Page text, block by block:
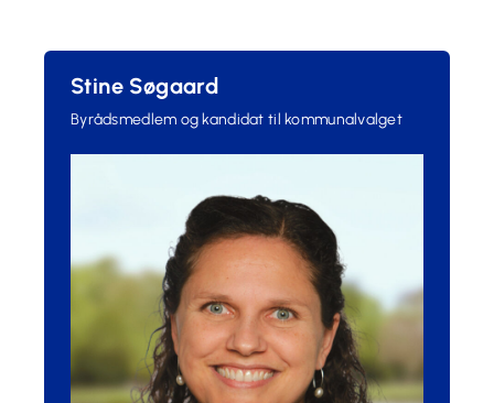
Stine Søgaard
Byrådsmedlem og kandidat til kommunalvalget